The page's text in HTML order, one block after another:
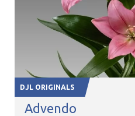
DJL ORIGINALS
Advendo